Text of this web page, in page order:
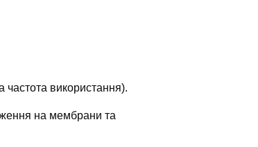
використання).
на мембрани та